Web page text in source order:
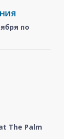
по
The Palm